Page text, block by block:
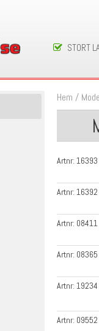
STORT
Hem /
Artnr:16393
Artnr:16392
Artnr: 08411
Artnr: 08365
Artnr:19234
Artnr: 09552